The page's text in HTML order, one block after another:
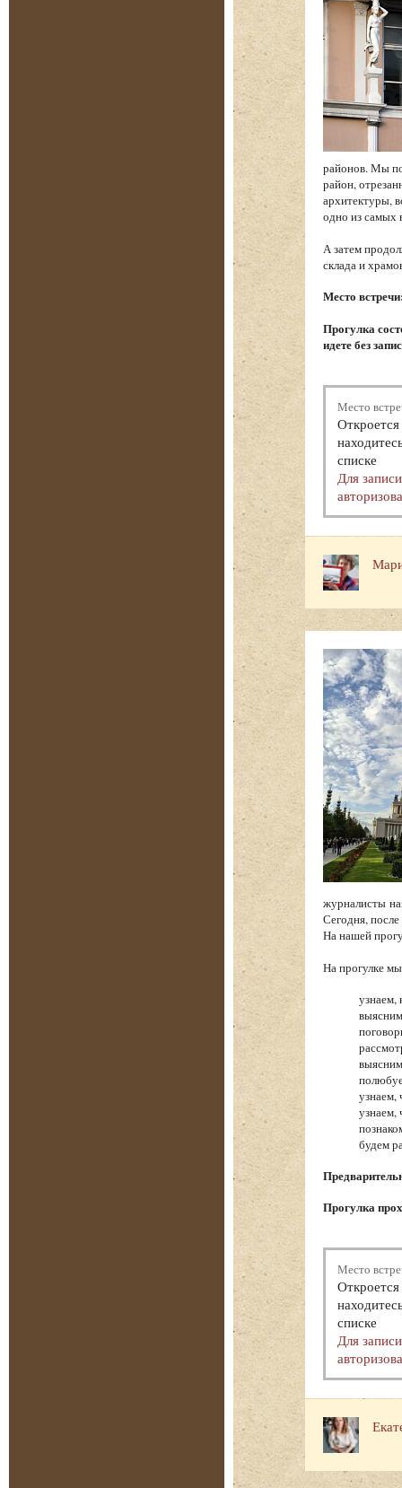
районов. Мы
район,
архитектуры,
одно из самых
А затем
склада и
Место
Прогулка
идете без
Место
списке
Для
журналисты
Сегодня,
На нашей
На прогулке
узнаем,
узнаем,
будем
Прогулка
Место
списке
Для